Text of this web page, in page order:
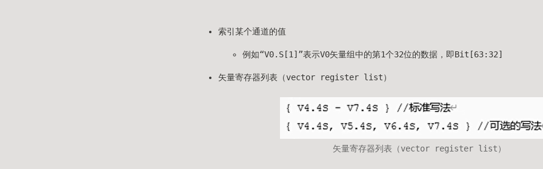
索引某个通道的值
例如“V0.S[1]”表示V0矢量组中的第1个32位的数据，即Bit[63:32]
矢量寄存器列表（vector register list）
矢量寄存器列表（vector register list）